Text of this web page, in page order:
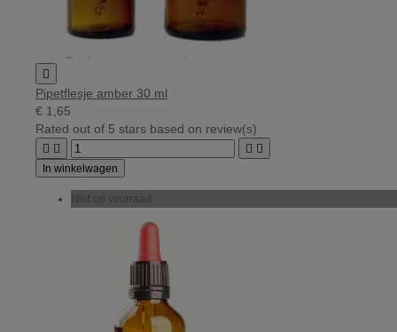

Pipetflesje amber 30 ml
€ 1,65
Rated out of 5 stars based on review(s)
   
In winkelwagen
Niet op voorraad